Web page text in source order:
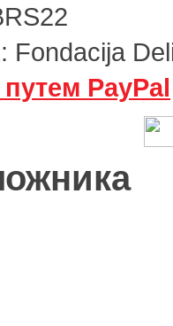
: Fondacija
PayPal